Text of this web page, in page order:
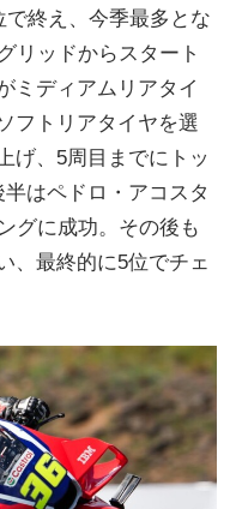
ク
ニ
ュ
ー
終え、今季最多とな
リッドからスタート
ミディアムリアタイ
フトリアタイヤを選
げ、5周目までにトッ
はペドロ・アコスタ
グに成功。その後も
、最終的に5位でチェ